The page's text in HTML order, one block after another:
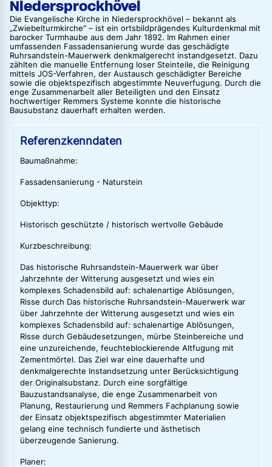
Niedersprockhövel
Die Evangelische Kirche in Niedersprockhövel – bekannt als
„Zwiebelturmkirche“ – ist ein ortsbildprägendes Kulturdenkmal mit
barocker Turmhaube aus dem Jahr 1892. Im Rahmen einer
umfassenden Fassadensanierung wurde das geschädigte
Ruhrsandstein-Mauerwerk denkmalgerecht instandgesetzt. Dazu
zählten die manuelle Entfernung loser Steinteile, die Reinigung
mittels JOS-Verfahren, der Austausch geschädigter Bereiche
sowie die objektspezifisch abgestimmte Neuverfugung. Durch die
enge Zusammenarbeit aller Beteiligten und den Einsatz
hochwertiger Remmers Systeme konnte die historische
Bausubstanz dauerhaft erhalten werden.
Referenzkenndaten
Baumaßnahme:
Fassadensanierung - Naturstein
Objekttyp:
Historisch geschützte / historisch wertvolle Gebäude
Kurzbeschreibung:
Das historische Ruhrsandstein-Mauerwerk war über
Jahrzehnte der Witterung ausgesetzt und wies ein
komplexes Schadensbild auf: schalenartige Ablösungen,
Risse durch Das historische Ruhrsandstein-Mauerwerk war
über Jahrzehnte der Witterung ausgesetzt und wies ein
komplexes Schadensbild auf: schalenartige Ablösungen,
Risse durch Gebäudesetzungen, mürbe Steinbereiche und
eine unzureichende, feuchteblockierende Altfugung mit
Zementmörtel. Das Ziel war eine dauerhafte und
denkmalgerechte Instandsetzung unter Berücksichtigung
der Originalsubstanz. Durch eine sorgfältige
Bauzustandsanalyse, die enge Zusammenarbeit von
Planung, Restaurierung und Remmers Fachplanung sowie
der Einsatz objektspezifisch abgestimmter Materialien
gelang eine technisch fundierte und ästhetisch
überzeugende Sanierung.
Planer: